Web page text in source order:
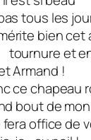
tous les
bien cet
et
Armand !
ce chapeau
bout de
office de